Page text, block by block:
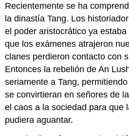
Recientemente se ha
la dinastía Tang. Los
el poder aristocrático ya
que los exámenes atrajeron
clanes perdieron contacto con
Entonces la rebelión de An
seriamente a Tang,
se convirtieran en señores de
el caos a la sociedad para que
pudiera aguantar.